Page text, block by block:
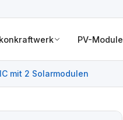
PV-Module
mit 2 Solarmodulen